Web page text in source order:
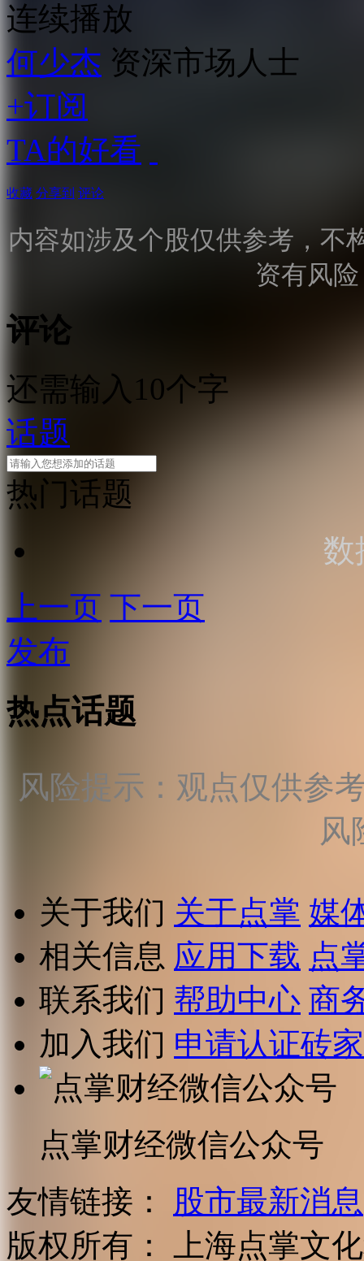
连续播放
何少杰 资深市场人士
+订阅
TA的好看
收藏 分享到 评论
内容如涉及个股仅供参考，不
资有风
评论
还需输入10个字
话题
热门话题
数
上一页 下一页
发布
热点话题
风险提示：观点仅供参
风
关于我们 关于点掌 媒
相关信息 应用下载 点
联系我们 帮助中心 商
加入我们 申请认证砖家
点掌财经微信公众号
友情链接：
股市最新消息
版权所有：
上海点掌文